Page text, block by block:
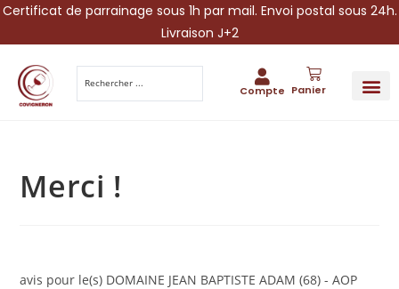
Certificat de parrainage sous 1h par mail. Envoi postal sous 24h.
Livraison J+2
Compte Panier
Merci !
avis pour le(s) DOMAINE JEAN BAPTISTE ADAM (68) - AOP